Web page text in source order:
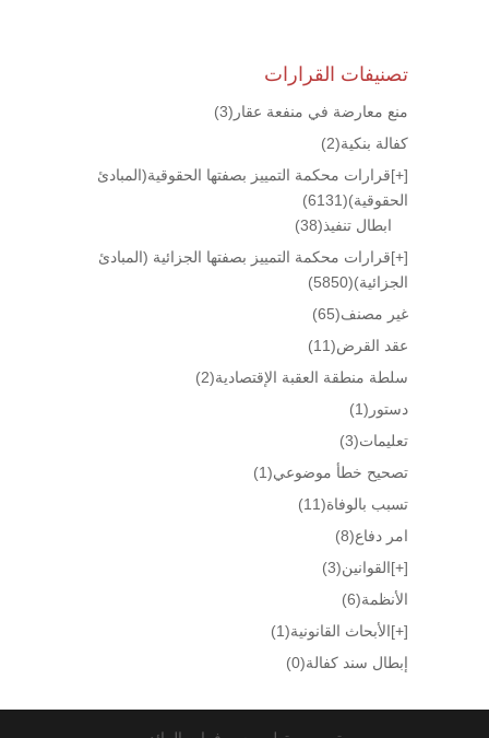
تصنيفات القرارات
منع معارضة في منفعة عقار (3)
كفالة بنكية(2)
[+]قرارات محكمة التمييز بصفتها الحقوقية(المبادئ
الحقوقية)(6131)
ابطال تنفيذ(38)
[+]قرارات محكمة التمييز بصفتها الجزائية (المبادئ
الجزائية)(5850)
غير مصنف(65)
عقد القرض(11)
سلطة منطقة العقبة الإقتصادية(2)
دستور (1)
تعليمات(3)
تصحيح خطأ موضوعي(1)
تسبب بالوفاة(11)
امر دفاع(8)
[+]القوانين(3)
الأنظمة(6)
[+]الأبحاث القانونية(1)
إبطال سند كفالة(0)